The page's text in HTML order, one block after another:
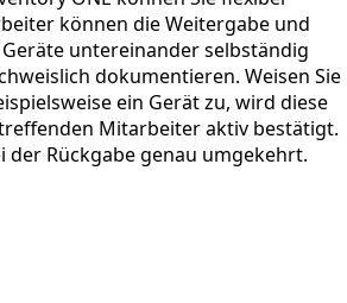
können die Weitergabe und
untereinander selbständig
dokumentieren. Weisen Sie
ein Gerät zu, wird diese
Mitarbeiter aktiv bestätigt.
der Rückgabe genau umgekehrt.